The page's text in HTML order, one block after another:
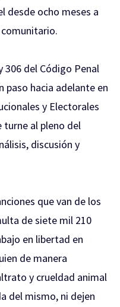
desde ocho meses a
306 del Código Penal
paso hacia adelante en
y Electorales
turne al pleno del
discusión y
que van de los
de siete mil 210
en libertad en
de manera
y crueldad animal
del mismo, ni dejen